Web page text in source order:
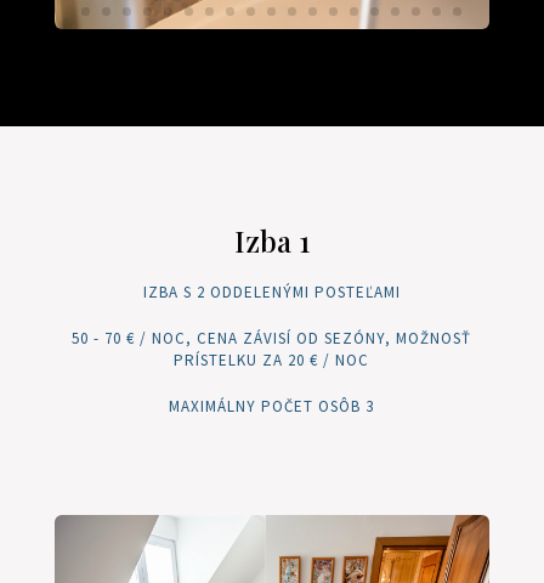
Izba 1
IZBA S 2 ODDELENÝMI POSTEĽAMI
50 - 70 € / NOC, CENA ZÁVISÍ OD SEZÓNY, MOŽNOSŤ
PRÍSTELKU ZA 20 € / NOC
MAXIMÁLNY POČET OSÔB 3